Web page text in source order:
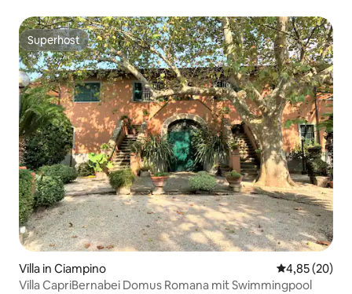
Superhost
Superhost
Villa in Ciampino
4,85 (20)
Villa CapriBernabei Domus Romana mit Swimmingpool